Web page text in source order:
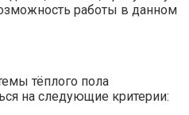
работы в данном
тёплого пола
на следующие критерии: